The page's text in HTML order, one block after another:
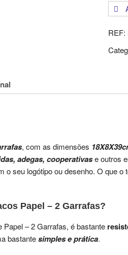
de
-
2
-
REF:
, com as dimensões
das, adegas, cooperativase outros
o seu logótipo ou desenho. O que o
Papel – 2 Garrafas?
– 2 Garrafas, é bastante
bastantesimples e prática.